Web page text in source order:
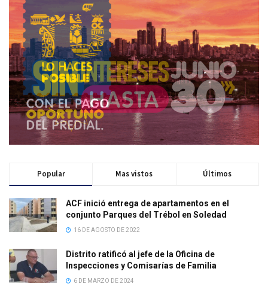
Popular Mas vistos Últimos
ACF inició entrega de apartamentos en el
conjunto Parques del Trébol en Soledad
16 DE AGOSTO DE 2022
Distrito ratificó al jefe de la Oficina de
Inspecciones y Comisarías de Familia
6 DE MARZO DE 2024